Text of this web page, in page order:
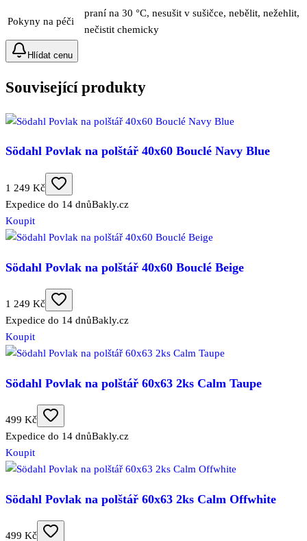
Pokyny na péči
praní na 30 °C, nesušit v sušičce, nebělit, nežehlit,
nečistit chemicky
Hlídat cenu
Související produkty
Södahl Povlak na polštář 40x60 Bouclé Navy Blue
1 249 Kč
Expedice do 14 dnůBakly.cz
Koupit
Södahl Povlak na polštář 40x60 Bouclé Beige
1 249 Kč
Expedice do 14 dnůBakly.cz
Koupit
Södahl Povlak na polštář 60x63 2ks Calm Taupe
499 Kč
Expedice do 14 dnůBakly.cz
Koupit
Södahl Povlak na polštář 60x63 2ks Calm Offwhite
499 Kč